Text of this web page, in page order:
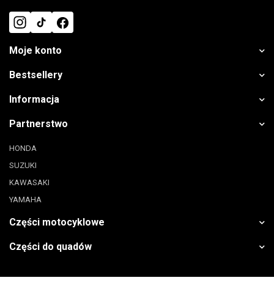
Moje konto
Bestsellery
Informacja
Partnerstwo
HONDA
SUZUKI
KAWASAKI
YAMAHA
Części motocyklowe
Części do quadów